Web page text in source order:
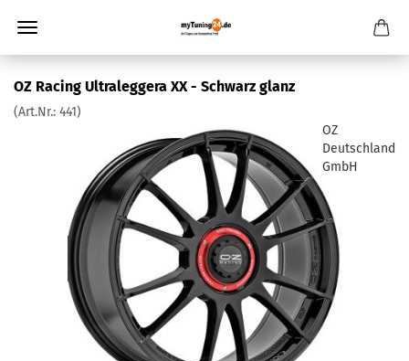
OZ Racing Ultraleggera XX - Schwarz glanz
(Art.Nr.: 441)
OZ
Deutschland
GmbH